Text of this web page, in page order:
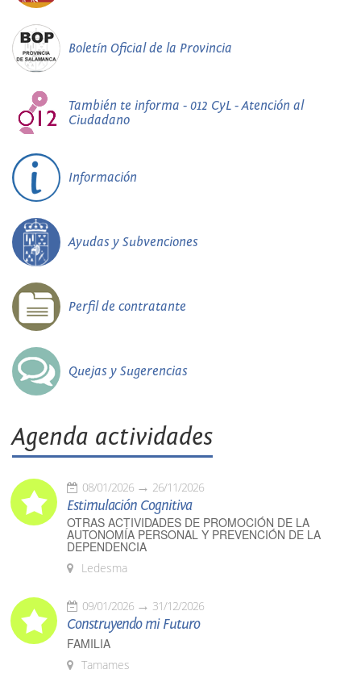
Boletín Oficial de la Provincia
También te informa - 012 CyL - Atención al
Ciudadano
Información
Ayudas y Subvenciones
Perfil de contratante
Quejas y Sugerencias
Agenda actividades
08/01/2026 26/11/2026
Estimulación Cognitiva
OTRAS ACTIVIDADES DE PROMOCIÓN DE LA
AUTONOMÍA PERSONAL Y PREVENCIÓN DE LA
DEPENDENCIA
Ledesma
09/01/2026 31/12/2026
Construyendo mi Futuro
FAMILIA
Tamames